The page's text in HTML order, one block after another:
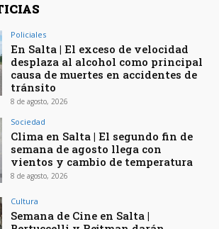
Policiales
En Salta | El exceso de velocidad
desplaza al alcohol como principal
causa de muertes en accidentes de
tránsito
8 de agosto, 2026
Sociedad
Clima en Salta | El segundo fin de
semana de agosto llega con
vientos y cambio de temperatura
8 de agosto, 2026
Cultura
Semana de Cine en Salta |